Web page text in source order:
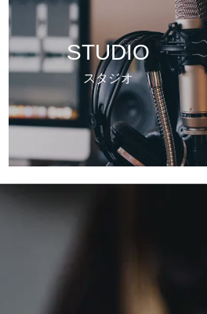
STUDIO
スタジオ